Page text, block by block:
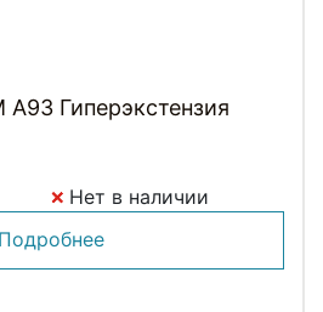
A93 Гиперэкстензия
Нет в наличии
Подробнее